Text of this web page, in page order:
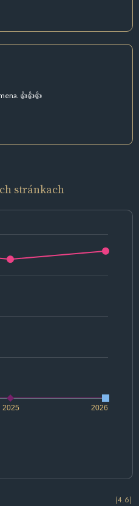
👍👍👍
stránkach
2025 2026
(4.6)